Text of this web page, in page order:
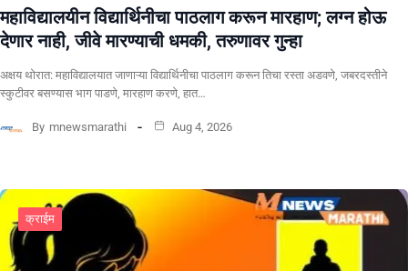
महाविद्यालयीन विद्यार्थिनीचा पाठलाग करून मारहाण; लग्न होऊ
देणार नाही, जीवे मारण्याची धमकी, तरुणावर गुन्हा
अक्षय थोरात: महाविद्यालयात जाणाऱ्या विद्यार्थिनीचा पाठलाग करून तिचा रस्ता अडवणे, जबरदस्तीने
स्कुटीवर बसण्यास भाग पाडणे, मारहाण करणे, हात…
By mnewsmarathi Aug 4, 2026
क्राईम